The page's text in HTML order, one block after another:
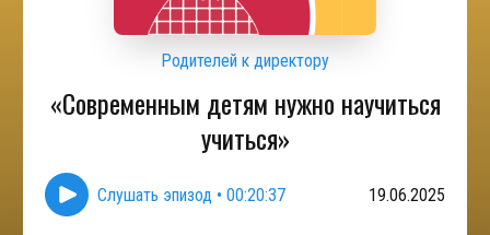
Родителей к директору
«Современным детям нужно научиться
учиться»
Слушать эпизод • 00:20:37 19.06.2025